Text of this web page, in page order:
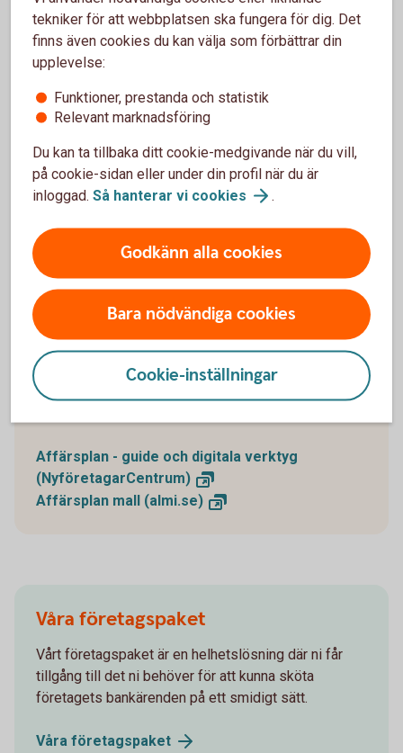
Innan du bestämmer dig
Inför ett företagsköp är det bra att skapa en tydlig bild av
både företagets ekonomi och framtida möjligheter. Titta på
lönsamhet, kassaflöde, kunder och beroendet av viktiga
personer. Fundera också på vilka risker du tar över och vilka
En genomtänkt värdering kan ge dig ett bättre underlag inför
förhandlingen – och hjälpa dig att bedöma om affären
Så här gör du en affärsplan
Vill du komma i gång med ditt företagande? Som
kund hos oss får du hjälp av NyföretagarCentrum och
Almi med mall, guide och digitala verktyg så att du
Affärsplan - guide och digitala verktyg
(NyföretagarCentrum)
Affärsplan mall (almi.se)
Våra företagspaket
Vårt företagspaket är en helhetslösning där ni får
tillgång till det ni behöver för att kunna sköta
företagets bankärenden på ett smidigt sätt.
Våra företagspaket
tekniker för att webbplatsen ska fungera för dig. Det
finns även cookies du kan välja som förbättrar din
upplevelse:
Funktioner, prestanda och statistik
Relevant marknadsföring
Du kan ta tillbaka ditt cookie-medgivande när du vill,
på cookie-sidan eller under din profil när du är
inloggad. Så hanterar vi cookies .
Godkänn alla cookies
Bara nödvändiga cookies
Cookie-inställningar